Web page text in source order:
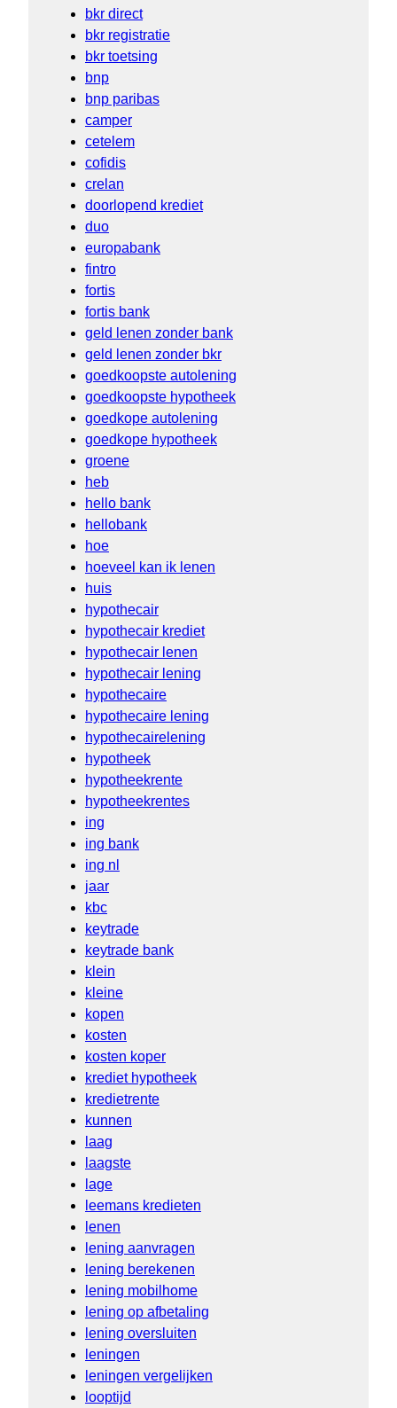
bkr direct
bkr registratie
bkr toetsing
bnp
bnp paribas
camper
cetelem
cofidis
crelan
doorlopend krediet
duo
europabank
fintro
fortis
fortis bank
geld lenen zonder bank
geld lenen zonder bkr
goedkoopste autolening
goedkoopste hypotheek
goedkope autolening
goedkope hypotheek
groene
heb
hello bank
hellobank
hoe
hoeveel kan ik lenen
huis
hypothecair
hypothecair krediet
hypothecair lenen
hypothecair lening
hypothecaire
hypothecaire lening
hypothecairelening
hypotheek
hypotheekrente
hypotheekrentes
ing
ing bank
ing nl
jaar
kbc
keytrade
keytrade bank
klein
kleine
kopen
kosten
kosten koper
krediet hypotheek
kredietrente
kunnen
laag
laagste
lage
leemans kredieten
lenen
lening aanvragen
lening berekenen
lening mobilhome
lening op afbetaling
lening oversluiten
leningen
leningen vergelijken
looptijd